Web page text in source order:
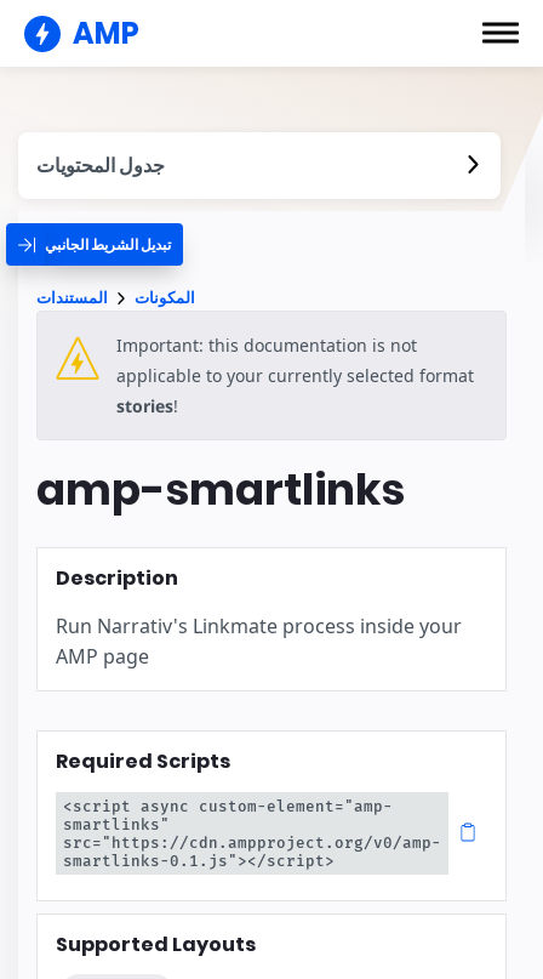
AMP
جدول المحتويات
تبديل الشريط الجانبي
المستندات المكونات
Important: this documentation is not
applicable to your currently selected format
stories!
amp-smartlinks
Description
Run Narrativ's Linkmate process inside your
AMP page
Required Scripts
<script async custom-element="amp-
smartlinks"
src="https://cdn.ampproject.org/v0/amp-
smartlinks-0.1.js"></script>
Supported Layouts